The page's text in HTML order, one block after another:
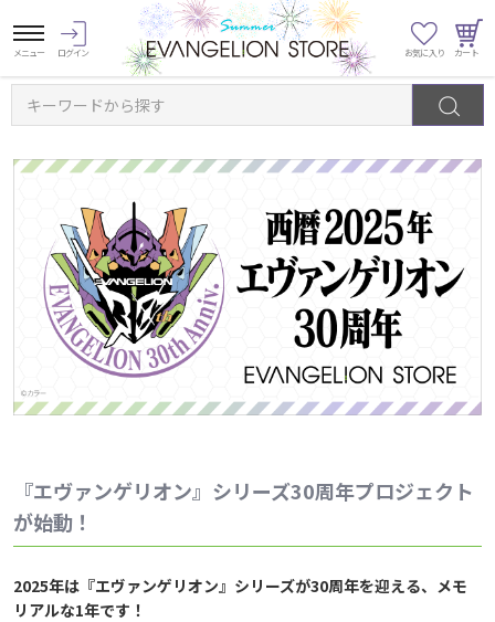
キーワードから探す
『エヴァンゲリオン』シリーズ30周年プロジェクト
が始動！
2025年は『エヴァンゲリオン』シリーズが30周年を迎える、メモ
リアルな1年です！